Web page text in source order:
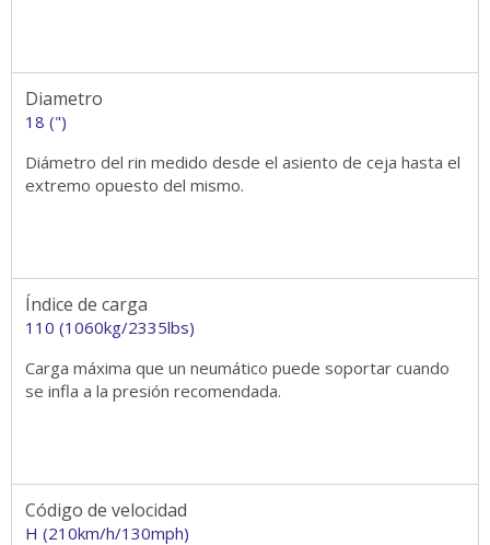
Diametro
18 (")
Diámetro del rin medido desde el asiento de ceja hasta el
extremo opuesto del mismo.
Índice de carga
110 (1060kg/2335lbs)
Carga máxima que un neumático puede soportar cuando
se infla a la presión recomendada.
Código de velocidad
H (210km/h/130mph)